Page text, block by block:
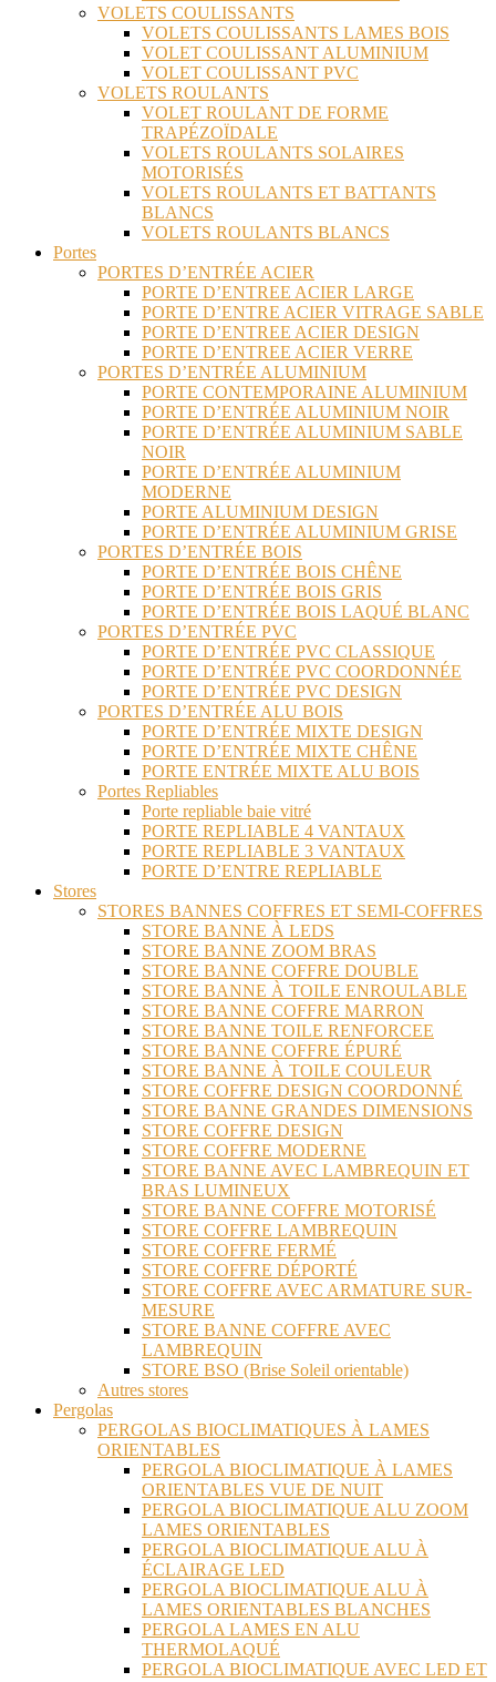
VOLETS COULISSANTS
VOLETS COULISSANTS LAMES BOIS
VOLET COULISSANT ALUMINIUM
VOLET COULISSANT PVC
VOLETS ROULANTS
VOLET ROULANT DE FORME
TRAPÉZOÏDALE
VOLETS ROULANTS SOLAIRES
MOTORISÉS
VOLETS ROULANTS ET BATTANTS
BLANCS
VOLETS ROULANTS BLANCS
Portes
PORTES D’ENTRÉE ACIER
PORTE D’ENTREE ACIER LARGE
PORTE D’ENTRE ACIER VITRAGE SABLE
PORTE D’ENTREE ACIER DESIGN
PORTE D’ENTREE ACIER VERRE
PORTES D’ENTRÉE ALUMINIUM
PORTE CONTEMPORAINE ALUMINIUM
PORTE D’ENTRÉE ALUMINIUM NOIR
PORTE D’ENTRÉE ALUMINIUM SABLE
NOIR
PORTE D’ENTRÉE ALUMINIUM
MODERNE
PORTE ALUMINIUM DESIGN
PORTE D’ENTRÉE ALUMINIUM GRISE
PORTES D’ENTRÉE BOIS
PORTE D’ENTRÉE BOIS CHÊNE
PORTE D’ENTRÉE BOIS GRIS
PORTE D’ENTRÉE BOIS LAQUÉ BLANC
PORTES D’ENTRÉE PVC
PORTE D’ENTRÉE PVC CLASSIQUE
PORTE D’ENTRÉE PVC COORDONNÉE
PORTE D’ENTRÉE PVC DESIGN
PORTES D’ENTRÉE ALU BOIS
PORTE D’ENTRÉE MIXTE DESIGN
PORTE D’ENTRÉE MIXTE CHÊNE
PORTE ENTRÉE MIXTE ALU BOIS
Portes Repliables
Porte repliable baie vitré
PORTE REPLIABLE 4 VANTAUX
PORTE REPLIABLE 3 VANTAUX
PORTE D’ENTRE REPLIABLE
Stores
STORES BANNES COFFRES ET SEMI-COFFRES
STORE BANNE À LEDS
STORE BANNE ZOOM BRAS
STORE BANNE COFFRE DOUBLE
STORE BANNE À TOILE ENROULABLE
STORE BANNE COFFRE MARRON
STORE BANNE TOILE RENFORCEE
STORE BANNE COFFRE ÉPURÉ
STORE BANNE À TOILE COULEUR
STORE COFFRE DESIGN COORDONNÉ
STORE BANNE GRANDES DIMENSIONS
STORE COFFRE DESIGN
STORE COFFRE MODERNE
STORE BANNE AVEC LAMBREQUIN ET
BRAS LUMINEUX
STORE BANNE COFFRE MOTORISÉ
STORE COFFRE LAMBREQUIN
STORE COFFRE FERMÉ
STORE COFFRE DÉPORTÉ
STORE COFFRE AVEC ARMATURE SUR-
MESURE
STORE BANNE COFFRE AVEC
LAMBREQUIN
STORE BSO (Brise Soleil orientable)
Autres stores
Pergolas
PERGOLAS BIOCLIMATIQUES À LAMES
ORIENTABLES
PERGOLA BIOCLIMATIQUE À LAMES
ORIENTABLES VUE DE NUIT
PERGOLA BIOCLIMATIQUE ALU ZOOM
LAMES ORIENTABLES
PERGOLA BIOCLIMATIQUE ALU À
ÉCLAIRAGE LED
PERGOLA BIOCLIMATIQUE ALU À
LAMES ORIENTABLES BLANCHES
PERGOLA LAMES EN ALU
THERMOLAQUÉ
PERGOLA BIOCLIMATIQUE AVEC LED ET